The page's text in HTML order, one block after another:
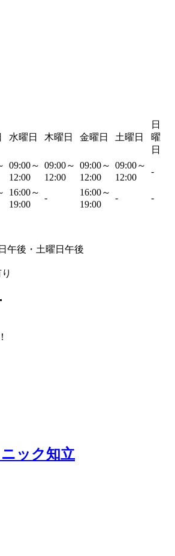
水曜日 木曜日 金曜日 土曜日
日
曜
日
09:00～
12:00
09:00～
12:00
09:00～
12:00
09:00～
12:00
-
16:00～
19:00
-
16:00～
19:00
- -
午後・土曜日午後
ック知立